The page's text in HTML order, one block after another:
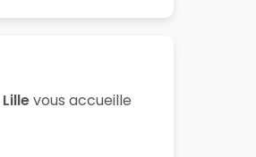
Lillevous accueille